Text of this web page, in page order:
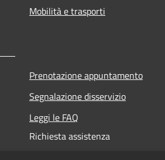
Mobilità e trasporti
Prenotazione appuntamento
Segnalazione disservizio
Leggi le FAQ
Richiesta assistenza